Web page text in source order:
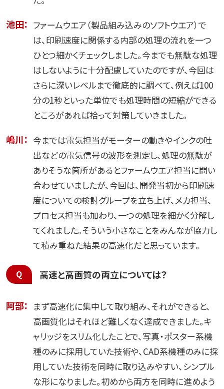
池田： ファームウエア（製品組み込みのソフトウエア）で
は、印刷速度に関係する内部の処理の流れを一つ
ひとつ細かくチェックしました。今までも無駄な処理
はしないように十分配慮していたのですが、今回は
さらに深いレベルまで徹底的に調べて、例えば100
分の1秒といった単位でも処理時間の短縮ができる
ところがあれば拾って対策していきました。
嶋川： 今までは電気担当がモーターの動きやインクの吐
出などの電気信号の波形を測定し、処理の無駄が
ありそうな箇所があるとファームウエア担当に問い
合わせていましたが、今回は、開発当初から印刷速
度についての検討グループを立ち上げ、メカ担当、
プロセス担当も加わり、一つの処理を細かく分解し
てくれました。そういう小さなことをみんなが協力し
て積み重ねた結果の高速化だと思っています。
高速と高画質の両立については？
阿部： まず高速化に集中して取り組み、それができると、
高画質化はそれほど難しくなく達成できました。キ
ャリッジをスリム化したことで、写真・ポスター系機
種のみに採用していた技術や、CAD系機種のみに採
用していた技術を同時に取り込みやすい、シンプル
な形になりました。初めから両方を同時に進めよう